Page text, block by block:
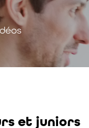
et juniors